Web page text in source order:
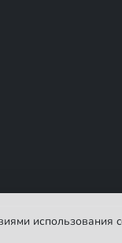
использования